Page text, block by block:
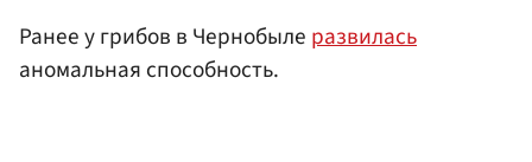
Ранее у грибов в Чернобыле развилась
аномальная способность.